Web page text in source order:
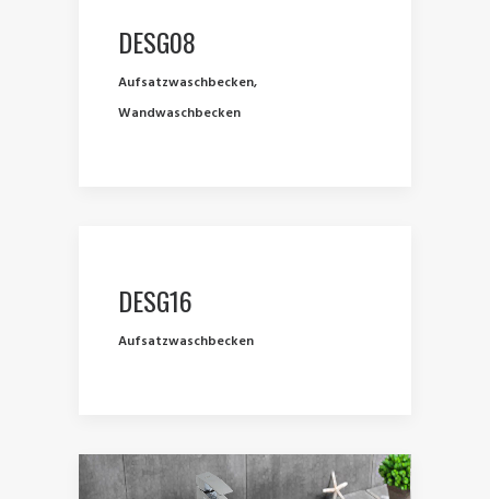
DESG08
Aufsatzwaschbecken,
Wandwaschbecken
DESG16
Aufsatzwaschbecken